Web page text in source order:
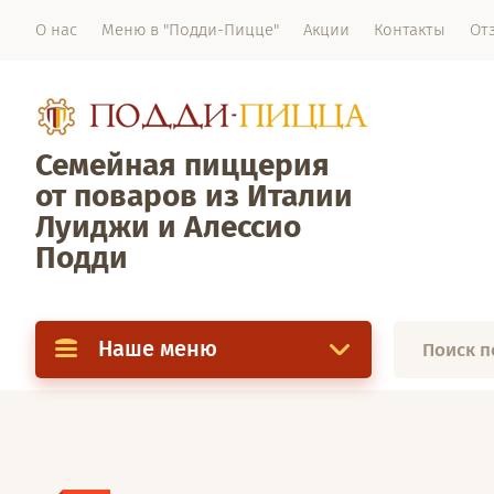
О нас Меню в "Подди-Пицце" Акции Контакты
Семейная пиццерия
от поваров из Италии
Луиджи и Алессио
Подди
Наше меню